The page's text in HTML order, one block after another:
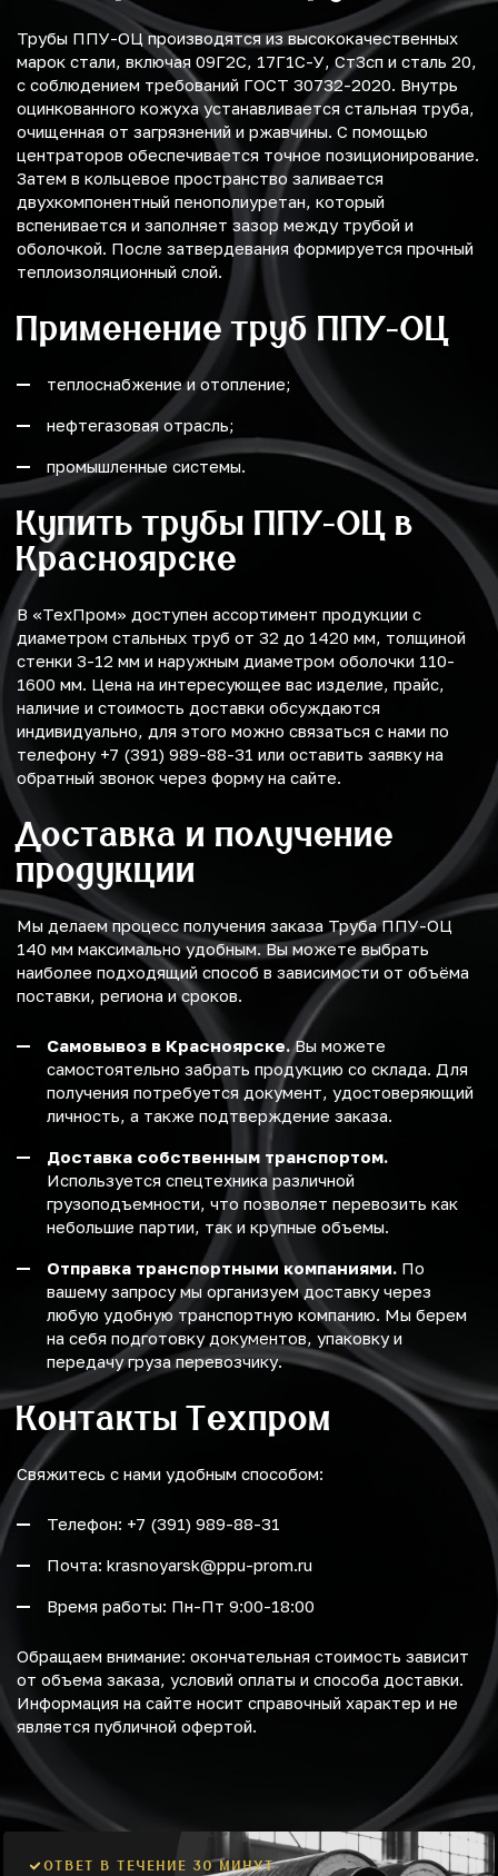
Трубы ППУ-ОЦ производятся из высококачественных
марок стали, включая 09Г2С, 17Г1С-У, Ст3сп и сталь 20,
с соблюдением требований ГОСТ 30732-2020. Внутрь
оцинкованного кожуха устанавливается стальная труба,
очищенная от загрязнений и ржавчины. С помощью
центраторов обеспечивается точное позиционирование.
Затем в кольцевое пространство заливается
двухкомпонентный пенополиуретан, который
вспенивается и заполняет зазор между трубой и
оболочкой. После затвердевания формируется прочный
теплоизоляционный слой.
Применение труб ППУ-ОЦ
теплоснабжение и отопление;
нефтегазовая отрасль;
промышленные системы.
Купить трубы ППУ-ОЦ в
Красноярске
В «ТехПром» доступен ассортимент продукции с
диаметром стальных труб от 32 до 1420 мм, толщиной
стенки 3-12 мм и наружным диаметром оболочки 110-
1600 мм. Цена на интересующее вас изделие, прайс,
наличие и стоимость доставки обсуждаются
индивидуально, для этого можно связаться с нами по
телефону +7 (391) 989-88-31 или оставить заявку на
обратный звонок через форму на сайте.
Доставка и получение
продукции
Мы делаем процесс получения заказа Труба ППУ-ОЦ
140 мм максимально удобным. Вы можете выбрать
наиболее подходящий способ в зависимости от объёма
поставки, региона и сроков.
Самовывоз в Красноярске.Вы можете
самостоятельно забрать продукцию со склада. Для
получения потребуется документ, удостоверяющий
личность, а также подтверждение заказа.
Доставка собственным транспортом.
Используется спецтехника различной
грузоподъемности, что позволяет перевозить как
небольшие партии, так и крупные объемы.
Отправка транспортными компаниями. По
вашему запросу мы организуем доставку через
любую удобную транспортную компанию. Мы берем
на себя подготовку документов, упаковку и
передачу груза перевозчику.
Контакты Техпром
Свяжитесь с нами удобным способом:
Телефон: +7 (391) 989-88-31
Почта: krasnoyarsk@ppu-prom.ru
Время работы: Пн-Пт 9:00-18:00
Обращаем внимание: окончательная стоимость зависит
от объема заказа, условий оплаты и способа доставки.
Информация на сайте носит справочный характер и не
является публичной офертой.
ОТВЕТ В ТЕЧЕНИЕ 30 МИНУТ